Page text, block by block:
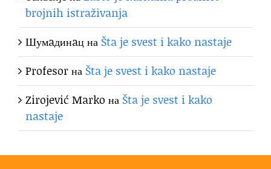
brojnih istraživanja
Шумaдинaцна Šta je svest i kako nastaje
Profesorна Šta je svest i kako nastaje
Zirojević Marko на Šta je svest i kako
nastaje